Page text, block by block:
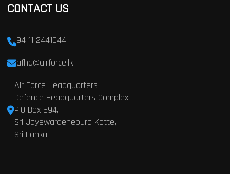
CONTACT US
94 11 2441044
afhq@airforce.lk
Air Force Headquarters
Defence Headquarters Complex,
P.O Box 594,
Sri Jayewardenepura Kotte,
Sri Lanka